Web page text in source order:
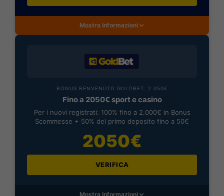
Mostra Informazioni
BONUS BENVENUTO GOLDBET: 2.050€
Fino a 2050€ sport e casino
Per i nuovi registrati: 100% fino a 2.000€ in Bonus
Scommesse + 50% del primo deposito fino a 50€
2050€
VERIFICA
Mostra Informazioni